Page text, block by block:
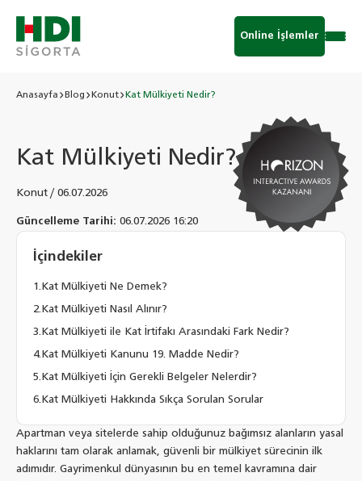
Online İşlemler
Anasayfa Blog Konut Kat Mülkiyeti Nedir?
Kat Mülkiyeti Nedir?
Konut / 06.07.2026
Güncelleme Tarihi: 06.07.2026 16:20
Apartman veya sitelerde sahip olduğunuz bağımsız alanların yasal
haklarını tam olarak anlamak, güvenli bir mülkiyet sürecinin ilk
adımıdır. Gayrimenkul dünyasının bu en temel kavramına dair
İçindekiler
Kat Mülkiyeti Ne Demek?
Kat Mülkiyeti Nasıl Alınır?
Kat Mülkiyeti ile Kat İrtifakı Arasındaki Fark Nedir?
Kat Mülkiyeti Kanunu 19. Madde Nedir?
Kat Mülkiyeti İçin Gerekli Belgeler Nelerdir?
Kat Mülkiyeti Hakkında Sıkça Sorulan Sorular